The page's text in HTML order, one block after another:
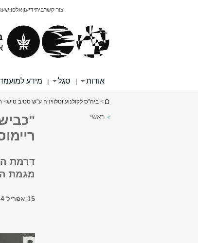
צור קשרביתידיעוןאלפון
אודות | סגל | מידע
הינך נמצא כאן
> ביה"ס לקולנוע וטלוויזיה ע"ש סטיב טיש>
ראשי
דרמת
מגמת
15 אפריל 2024